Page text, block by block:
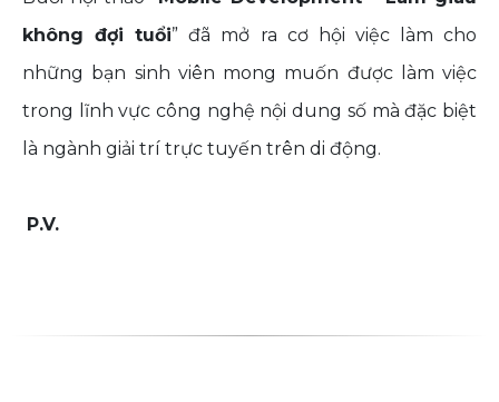
không đợi tuổi” đã mở ra cơ hội việc làm cho
những bạn sinh viên mong muốn được làm việc
trong lĩnh vực công nghệ nội dung số mà đặc biệt
là ngành giải trí trực tuyến trên di động.
P.V.